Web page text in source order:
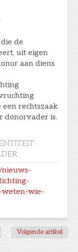
de
uit eigen
aan diens
een rechtszaak
donorvader is.
weten-wie-
Volgende artikel